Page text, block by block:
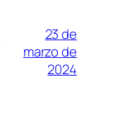
23 de
marzo de
2024